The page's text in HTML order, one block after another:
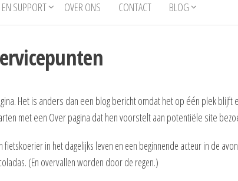
EN SUPPORT OVER ONS CONTACT BLOG
Het is anders dan een blog bericht omdat het op één plek
met een Over pagina dat hen voorstelt aan potentiële site
fietskoerier in het dagelijks leven en een beginnende acteur in de
(En overvallen worden door de regen.)